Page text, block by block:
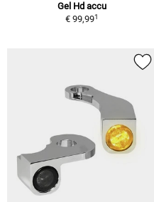
Gel Hd accu
€ 99,991